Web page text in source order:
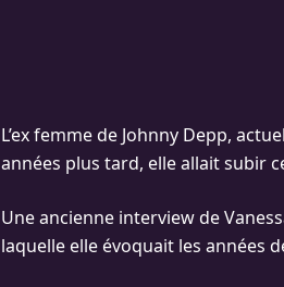
L’ex femme de Johnny Depp,
années plus tard, elle allait subir
Une ancienne interview de
laquelle elle évoquait les années